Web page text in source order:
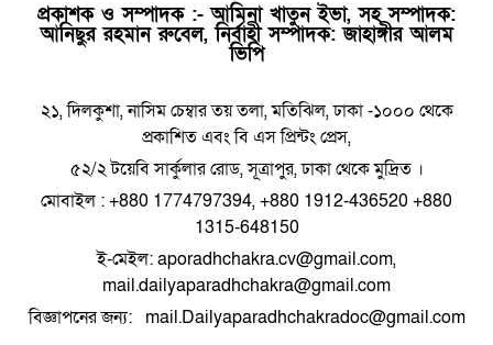
প্রকাশক ও সম্পাদক :- আমিনা খাতুন ইভা, সহ সম্পাদক:
আনিছুর রহমান রুবেল, নির্বাহী সম্পাদক: জাহাঙ্গীর আলম
ভিপি
২১, দিলকুশা, নাসিম চেম্বার তয় তলা, মতিঝিল, ঢাকা -১০০০ থেকে
প্রকাশিত এবং বি এস প্রিন্টং প্রেস,
৫২/২ টয়েবি সার্কুলার রোড, সূত্রাপুর, ঢাকা থেকে মুদ্রিত ।
মোবাইল : +880 1774797394, +880 1912-436520 +880
1315-648150
ই-মেইল: aporadhchakra.cv@gmail.com,
mail.dailyaparadhchakra@gmail.com
বিজ্ঞাপনের জন্য: mail.Dailyaparadhchakradoc@gmail.com